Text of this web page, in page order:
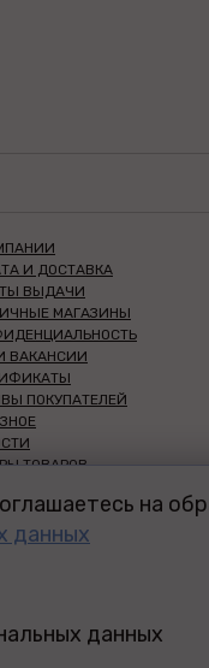
И ДОСТАВКА
ВЫДАЧИ
МАГАЗИНЫ
ВАКАНСИИ
ПОКУПАТЕЛЕЙ
ТОВАРОВ
ВАС
ООО И ИП
на
данных
данных